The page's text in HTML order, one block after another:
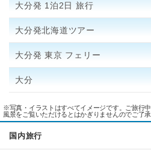
大分発 1泊2日 旅行
大分発北海道ツアー
大分発 東京 フェリー
大分
※写真・イラストはすべてイメージです。ご旅行
風景をご覧いただけるとはかぎりませんのでご了承
国内旅行